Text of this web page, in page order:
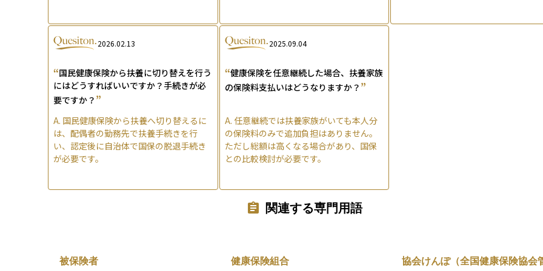
2026.02.13
“国民健康保険から扶養に切り替えを行う
にはどうすればいいですか？手続きが必
要ですか？ ”
A. 国民健康保険から扶養へ切り替えるに
は、配偶者の勤務先で扶養手続きを行
い、認定後に自治体で国保の脱退手続き
が必要です。
2025.09.04
“健康保険を任意継続した場合、扶養家族
の保険料支払いはどうなりますか？ ”
A. 任意継続では扶養家族がいても本人分
の保険料のみで追加負担はありません。
ただし総額は高くなる場合があり、国保
との比較検討が必要です。
関連する専門用語
被保険者 健康保険組合
協会けんぽ（全国健康保険協会